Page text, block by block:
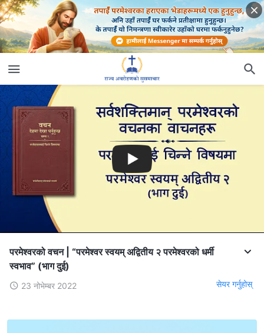
परमेश्‍वरको वचन | “परमेश्‍वर स्वयम् अद्वितीय २ परमेश्‍वरको धर्मी
स्वभाव” (भाग दुई)
23 नोभेम्बर 2022 सेयर गर्नुहोस्